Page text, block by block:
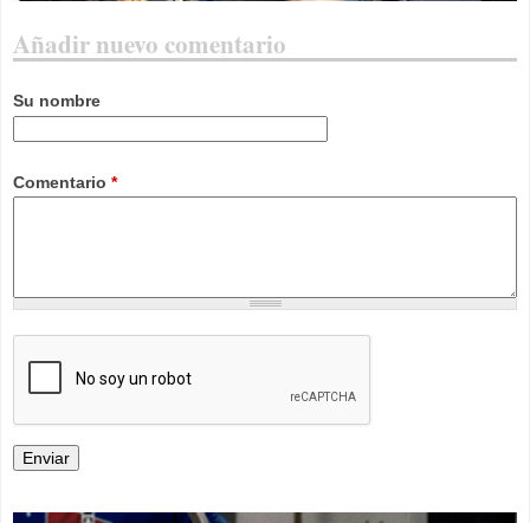
Añadir nuevo comentario
Su nombre
Comentario *